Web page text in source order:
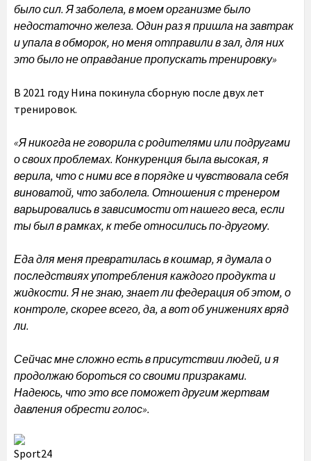
было сил. Я заболела, в моем организме было
недостаточно железа. Один раз я пришла на завтрак
и упала в обморок, но меня отправили в зал, для них
это было не оправдание пропускать тренировку»
В 2021 году Нина покинула сборную после двух лет
тренировок.
«Я никогда не говорила с родителями или подругами
о своих проблемах. Конкуренция была высокая, я
верила, что с ними все в порядке и чувствовала себя
виноватой, что заболела. Отношения с тренером
варьировались в зависимости от нашего веса, если
ты был в рамках, к тебе относились по-другому.
Еда для меня превратилась в кошмар, я думала о
последствиях употребления каждого продукта и
жидкости. Я не знаю, знает ли федерация об этом, о
контроле, скорее всего, да, а вот об унижениях вряд
ли.
Сейчас мне сложно есть в присутствии людей, и я
продолжаю бороться со своими призраками.
Надеюсь, что это все поможет другим жертвам
давления обрести голос».
Sport24